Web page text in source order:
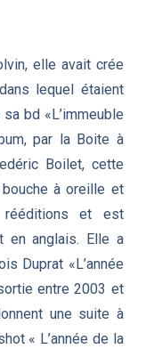
elle avait crée
lequel étaient
bd «L’immeuble
par la Boite à
Boilet, cette
à oreille et
rééditions et est
en anglais. Elle a
Duprat «L’année
entre 2003 et
une suite à
« L’année de la